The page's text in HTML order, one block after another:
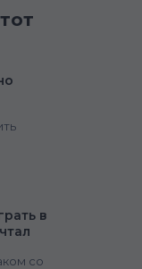
в
со